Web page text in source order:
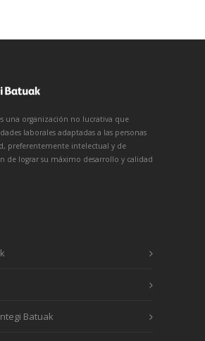
una organización no lucrativa que
laborales adaptadas a las personas
preferentemente intelectual y de
de lograr su máximo desarrollo y calidad
Batuak